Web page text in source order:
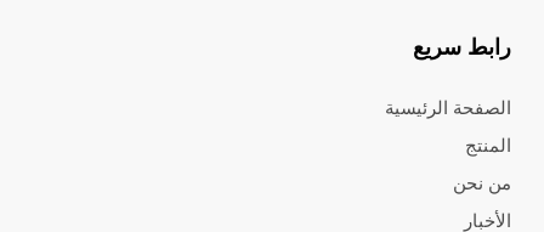
رابط سريع
الصفحة الرئيسية
المنتج
من نحن
الأخبار